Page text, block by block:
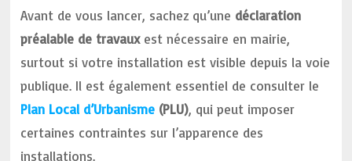
Avant de vous lancer, sachez qu’une déclaration
préalable de travauxest nécessaire en mairie,
surtout si votre installation est visible depuis la voie
publique. Il est également essentiel de consulter le
Plan Local d’Urbanisme (PLU), qui peut imposer
certaines contraintes sur l’apparence des
installations.